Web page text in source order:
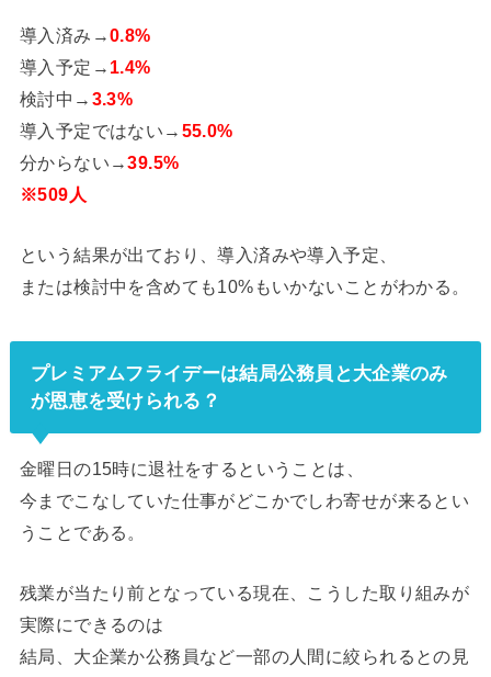
導入済み→0.8%
導入予定→ 1.4%
検討中→ 3.3%
導入予定ではない→ 55.0%
分からない→39.5%
※509人
という結果が出ており、導入済みや導入予定、
または検討中を含めても10%もいかないことがわかる。
プレミアムフライデーは結局公務員と大企業のみ
が恩恵を受けられる？
金曜日の15時に退社をするということは、
今までこなしていた仕事がどこかでしわ寄せが来るとい
うことである。
残業が当たり前となっている現在、こうした取り組みが
実際にできるのは
結局、大企業か公務員など一部の人間に絞られるとの見